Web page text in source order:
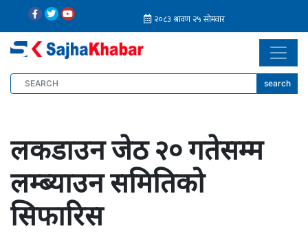
search
लकडाउन जेठ २० गतेसम्म
लम्ब्याउन समितिको
सिफारिस